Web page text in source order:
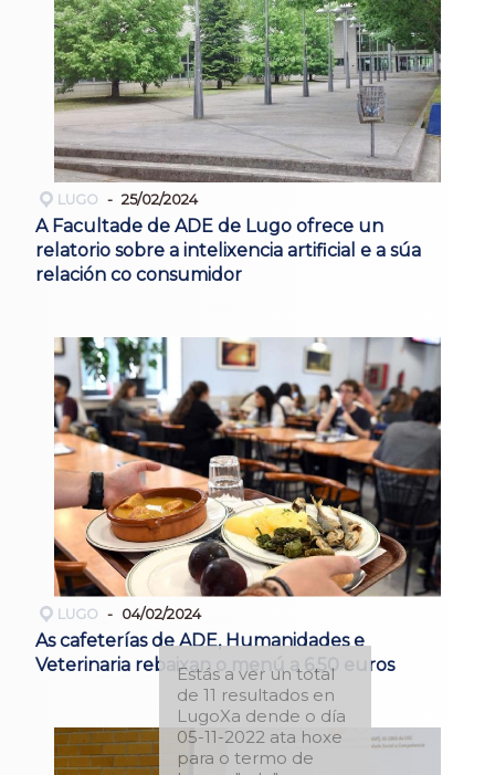
LUGO 25/02/2024
A Facultade de ADE de Lugo ofrece un
relatorio sobre a intelixencia artificial e a súa
relación co consumidor
LUGO 04/02/2024
As cafeterías de ADE, Humanidades e
Veterinaria rebaixan o menú a 6,50 euros
Estás a ver un total
de 11 resultados en
LugoXa dende o día
05-11-2022 ata hoxe
para o termo de